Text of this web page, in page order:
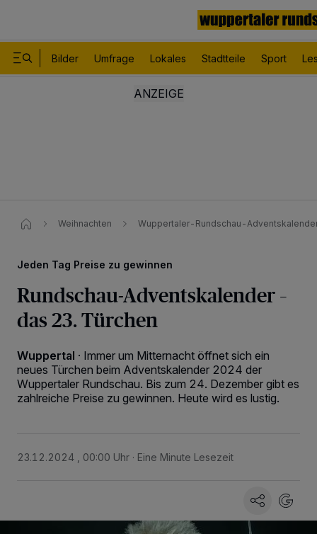
Bilder Umfrage Lokales Stadtteile Sport
Weihnachten Wuppertaler-Rundschau-
Jeden Tag Preise zu gewinnen
Rundschau-Adventskalender –
das 23. Türchen
Wuppertal · Immer um Mitternacht öffnet sich ein
neues Türchen beim Adventskalender 2024 der
Wuppertaler Rundschau. Bis zum 24. Dezember gibt es
zahlreiche Preise zu gewinnen. Heute wird es lustig.
23.12.2024 , 00:00 Uhr Eine Minute Lesezeit